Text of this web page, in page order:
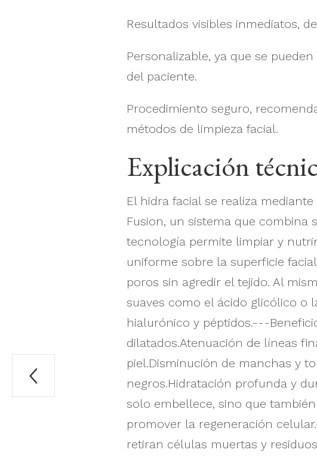
Resultados visibles inmediatos,
Personalizable, ya que se
del paciente.
Procedimiento seguro,
métodos de limpieza facial.
Explicación
El hidra facial se realiza
Fusion, un sistema que combina
tecnología permite limpiar y
uniforme sobre la superficie
poros sin agredir el tejido. Al
suaves como el ácido glicólico o
hialurónico y péptidos.---
dilatados.Atenuación de líneas
piel.Disminución de manchas y
negros.Hidratación profunda y
solo embellece, sino que
promover la regeneración
retiran células muertas y
